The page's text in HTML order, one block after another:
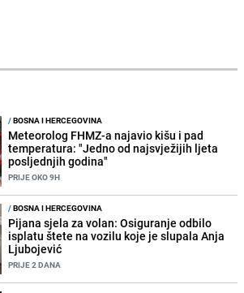
/BOSNA I HERCEGOVINA
Meteorolog FHMZ-a najavio kišu i pad
temperatura: "Jedno od najsvježijih ljeta
posljednjih godina"
PRIJE OKO 9H
/BOSNA I HERCEGOVINA
Pijana sjela za volan: Osiguranje odbilo
isplatu štete na vozilu koje je slupala Anja
Ljubojević
PRIJE 2 DANA